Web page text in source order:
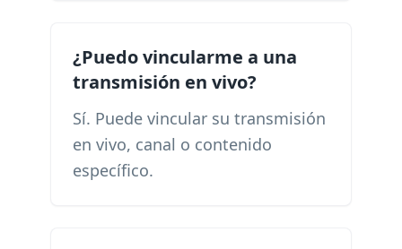
¿Puedo vincularme a una
transmisión en vivo?
Sí. Puede vincular su transmisión
en vivo, canal o contenido
específico.